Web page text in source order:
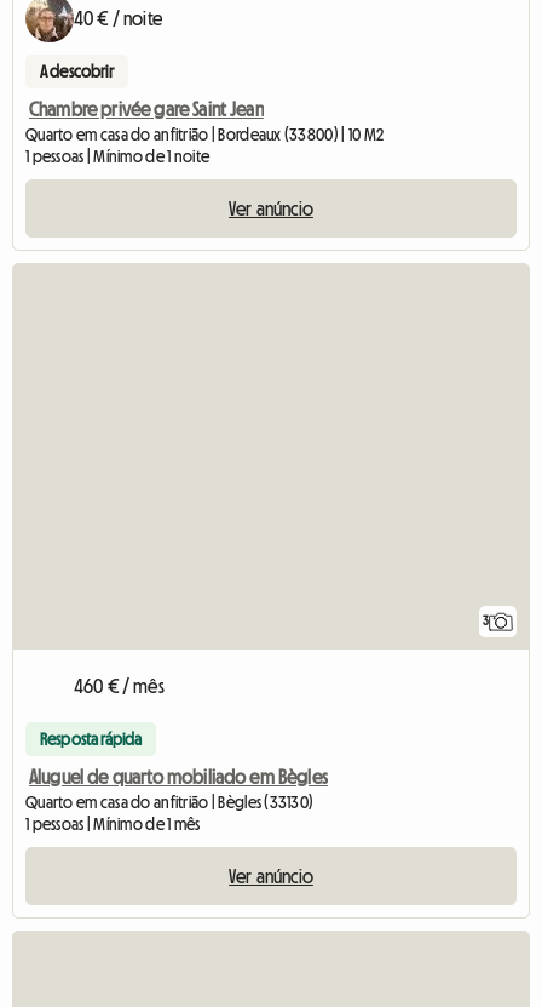
40 € / noite
A descobrir
Chambre privée gare Saint Jean
Quarto em casa do anfitrião | Bordeaux (33800) | 10 M2
1 pessoas | Mínimo de 1 noite
Ver anúncio
3
460 € / mês
Resposta rápida
Aluguel de quarto mobiliado em Bègles
Quarto em casa do anfitrião | Bègles (33130)
1 pessoas | Mínimo de 1 mês
Ver anúncio